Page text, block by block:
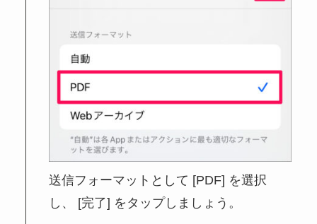
送信フォーマットとして [PDF] を選択
し、 [完了] をタップしましょう。